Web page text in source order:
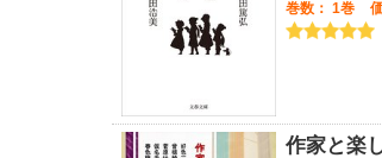
巻数： 1巻
作家と楽